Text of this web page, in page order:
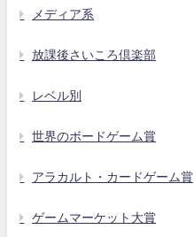
メディア系
放課後さいころ倶楽部
レベル別
世界のボードゲーム賞
アラカルト・カードゲーム賞
ゲームマーケット大賞